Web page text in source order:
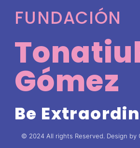
FUNDACIÓN
Gómez
Be
© 2024 All rights Reserved. Design by